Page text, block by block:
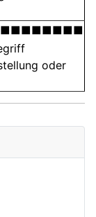
oder